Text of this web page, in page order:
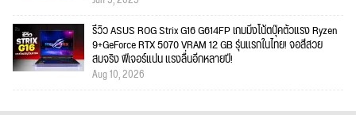
รีวิว ASUS ROG Strix G16 G614FP เกมมิ่งโน้ตบุ๊คตัวแรง Ryzen
9+GeForce RTX 5070 VRAM 12 GB รุ่นแรกในไทย! จอสีสวย
สมจริง ฟีเจอร์แน่น แรงลื่นอีกหลายปี!
Aug 10, 2026